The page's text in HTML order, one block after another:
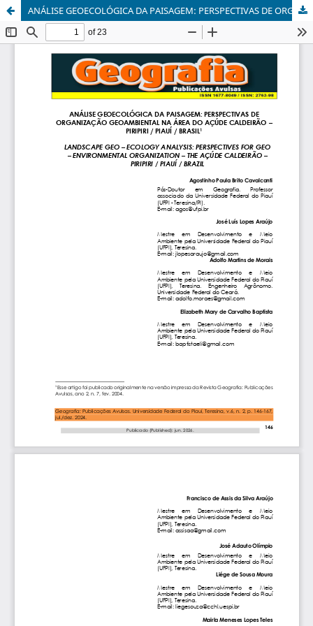
ANÁLISE GEOECOLÓGICA DA PAISAGEM: PERSPECTIVAS DE ORGANIZAÇÃO GEOAMBIENTAL NA ÁREA DO AÇÚDE CALDEIRÃO – PIRIPIRI / PIAUÍ / BRASIL